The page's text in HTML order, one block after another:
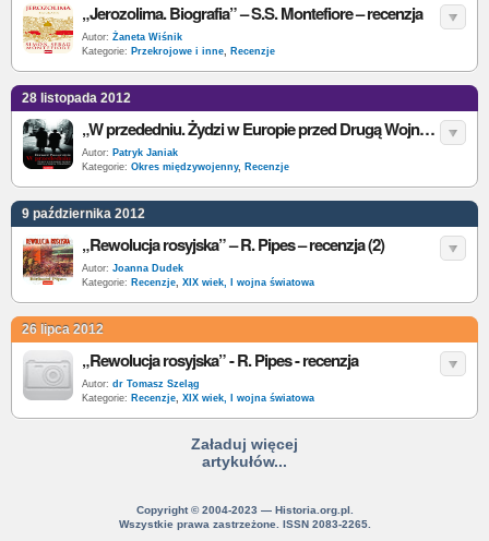
„Jerozolima. Biografia” – S.S. Montefiore – recenzja
Autor: Żaneta Wiśnik
Kategorie: Przekrojowe i inne, Recenzje
28 listopada 2012
„W przededniu. Żydzi w Europie przed Drugą Wojną Światową” – Bernard Wasserstein – recenzja
Autor: Patryk Janiak
Kategorie: Okres międzywojenny, Recenzje
9 października 2012
„Rewolucja rosyjska” – R. Pipes – recenzja (2)
Autor: Joanna Dudek
Kategorie: Recenzje, XIX wiek, I wojna światowa
26 lipca 2012
„Rewolucja rosyjska” - R. Pipes - recenzja
Autor: dr Tomasz Szeląg
Kategorie: Recenzje, XIX wiek, I wojna światowa
Załaduj więcej
artykułów...
Copyright © 2004-2023 — Historia.org.pl.
Wszystkie prawa zastrzeżone. ISSN 2083-2265.